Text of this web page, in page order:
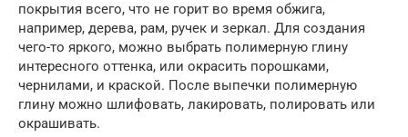
покрытия всего, что не горит во время обжига,
например, дерева, рам, ручек и зеркал. Для создания
чего-то яркого, можно выбрать полимерную глину
интересного оттенка, или окрасить порошками,
чернилами, и краской. После выпечки полимерную
глину можно шлифовать, лакировать, полировать или
окрашивать.